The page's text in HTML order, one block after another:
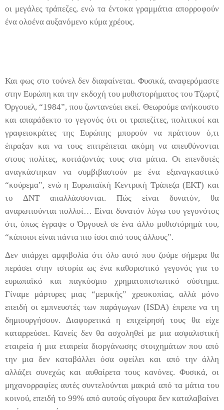
οι μεγάλες τράπεζες, ενώ τα έντοκα γραμμάτια απορροφούν
ένα ολοένα αυξανόμενο κύμα χρέους.
Και φως στο τούνελ δεν διαφαίνεται. Φυσικά, αναφερόμαστε
στην Ευρώπη και την εκδοχή του μυθιστορήματος του Τζωρτζ
Όργουελ, “1984”, που ζωντανεύει εκεί. Θεωρούμε ανήκουστο
και απαράδεκτο το γεγονός ότι οι τραπεζίτες, πολιτικοί και
γραφειοκράτες της Ευρώπης μπορούν να πράττουν ό,τι
έπραξαν και να τους επιτρέπεται ακόμη να απευθύνονται
στους πολίτες, κοιτάζοντάς τους στα μάτια. Οι επενδυτές
αναγκάστηκαν να συμβιβαστούν με ένα εξαναγκαστικό
“κούρεμα”, ενώ η Ευρωπαϊκή Κεντρική Τράπεζα (ΕΚΤ) και
το ΔΝΤ απαλλάσσονται. Πώς είναι δυνατόν, θα
αναρωτιούνται πολλοί… Είναι δυνατόν λόγω του γεγονότος
ότι, όπως έγραψε ο Όργουελ σε ένα άλλο μυθιστόρημά του,
“κάποιοι είναι πάντα πιο ίσοι από τους άλλους”.
Δεν υπάρχει αμφιβολία ότι όλο αυτό που ζούμε σήμερα θα
περάσει στην ιστορία ως ένα καθοριστικό γεγονός για το
ευρωπαϊκό και παγκόσμιο χρηματοπιστωτικό σύστημα.
Γίναμε μάρτυρες μιας “μερικής” χρεοκοπίας, αλλά μόνο
επειδή οι εμπνευστές των παράγωγων (ISDA) έπρεπε να τη
δημιουργήσουν. Διαφορετικά η επιχείρησή τους θα είχε
καταρρεύσει. Κανείς δεν θα ασχοληθεί με μια ασφαλιστική
εταιρεία ή μια εταιρεία διοργάνωσης στοιχημάτων που από
την μια δεν καταβάλλει όσα οφείλει και από την άλλη
αλλάζει συνεχώς και αυθαίρετα τους κανόνες. Φυσικά, οι
μηχανορραφίες αυτές συντελούνται μακριά από τα μάτια του
κοινού, επειδή το 99% από αυτούς σίγουρα δεν καταλαβαίνει